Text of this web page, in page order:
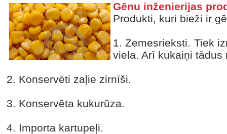
Gēnu inženierijas
Produkti, kuri bieži ir
1. Zemesrieksti. Tiek
viela. Arī kukaiņi tādus
2. Konservēti zaļie zirnīši.
3. Konservēta kukurūza.
4. Importa kartupeļi.